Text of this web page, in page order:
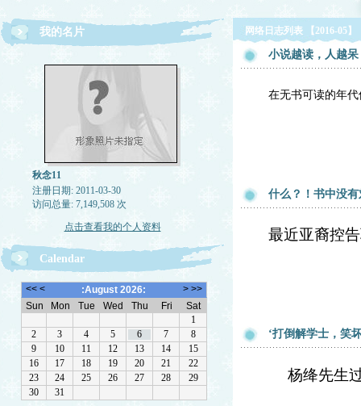
我的名片
秋念11
注册日期: 2011-03-30
访问总量: 7,149,508 次
点击查看我的个人资料
Calendar
网络日志列表 【2016-05】
小说越读，人越呆
在无书可读的年
什么？！书中没
最近亚裔控
‘打倒解学士，笑
杨绛先生